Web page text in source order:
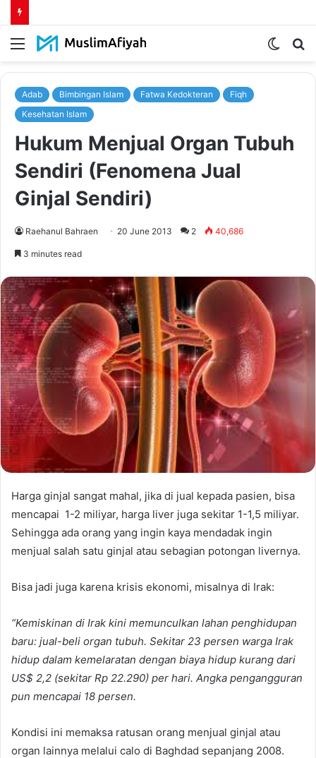
Menu
Switch
Adab Bimbingan Islam Fatwa Kedokteran
Fiqh
Kesehatan Islam
Hukum Menjual Organ Tubuh
Sendiri (Fenomena Jual
Ginjal Sendiri)
Raehanul Bahraen 20 June 2013 2 40,686
3 minutes read
Harga ginjal sangat mahal, jika di jual kepada pasien, bisa
mencapai 1-2 miliyar, harga liver juga sekitar 1-1,5 miliyar.
Sehingga ada orang yang ingin kaya mendadak ingin
menjual salah satu ginjal atau sebagian potongan livernya.
Bisa jadi juga karena krisis ekonomi, misalnya di Irak:
“Kemiskinan di Irak kini memunculkan lahan penghidupan
baru: jual-beli organ tubuh. Sekitar 23 persen warga Irak
hidup dalam kemelaratan dengan biaya hidup kurang dari
US$ 2,2 (sekitar Rp 22.290) per hari. Angka pengangguran
pun mencapai 18 persen.
Kondisi ini memaksa ratusan orang menjual ginjal atau
organ lainnya melalui calo di Baghdad sepanjang 2008.